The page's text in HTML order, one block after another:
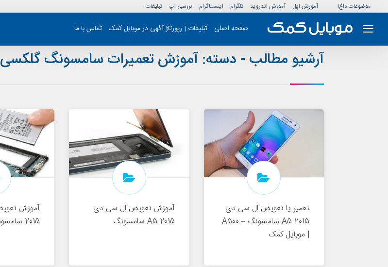
موضوعات داغ! آموزش اپل آموزش اندروید تلگرام اینستاگرام بررسی اپ تبلیغات
صفحه اصلی تبلیغات | رپورتاژ آگهی در موبایل کمک تماس با ما
آرشیو مطالب - دسته: آموزش تعمیرات سامسونگ گلکسی A5 2015
تعمیر یا تعویض ال سی دی
A5 2015 سامسونگ – A500
| موبایل کمک
آموزش تعویض ال سی دی
A5 2015 سامسونگ
2015 سامسونگ